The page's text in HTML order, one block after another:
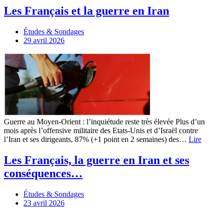
Les Français et la guerre en Iran
Études & Sondages
29 avril 2026
Guerre au Moyen-Orient : l’inquiétude reste très élevée Plus d’un
mois après l’offensive militaire des Etats-Unis et d’Israël contre
l’Iran et ses dirigeants, 87% (+1 point en 2 semaines) des… Lire
Les Français, la guerre en Iran et ses
conséquences…
Études & Sondages
23 avril 2026